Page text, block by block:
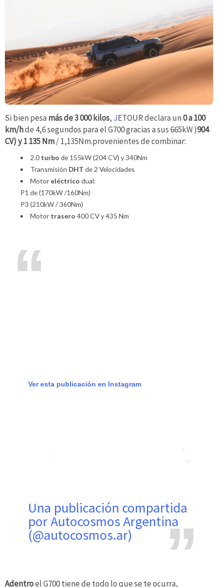
Si bien pesa más de 3 000 kilos, JETOUR declara un0 a 100
km/hde 4,6 segundos para el G700 gracias a sus 665kW )904
CV) y 1 135 Nm/ 1,135Nm.provenientes de combinar:
2.0 turbo de 155kW (204 CV) y 340Nm
Transmisión DHT de 2 Velocidades
Motor eléctrico dual:
P1 de (170kW /160Nm)
P3 (210kW / 360Nm)
Motor trasero 400 CV y 435 Nm
Ver esta publicación en Instagram
Una publicación compartida
por Autocosmos Argentina
(@autocosmos.ar)
Adentroel G700 tiene de todo lo que se te ocurra,